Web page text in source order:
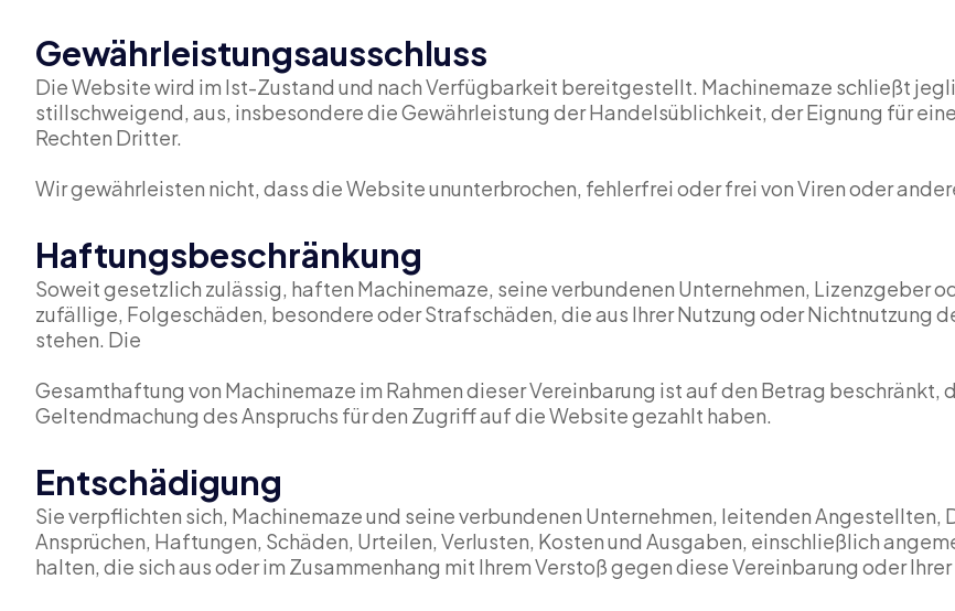
Gewährleistungsausschluss
Die Website wird im Ist-Zustand und nach Verfügbarkeit bereitgestellt. Machinemaze schließt
stillschweigend, aus, insbesondere die Gewährleistung der Handelsüblichkeit, der Eignung für
Rechten Dritter.
Wir gewährleisten nicht, dass die Website ununterbrochen, fehlerfrei oder frei von Viren oder
Haftungsbeschränkung
Soweit gesetzlich zulässig, haften Machinemaze, seine verbundenen Unternehmen, Lizenzgeber
zufällige, Folgeschäden, besondere oder Strafschäden, die aus Ihrer Nutzung oder Nichtnutzung
stehen. Die
Gesamthaftung von Machinemaze im Rahmen dieser Vereinbarung ist auf den Betrag
Geltendmachung des Anspruchs für den Zugriff auf die Website gezahlt haben.
Entschädigung
Sie verpflichten sich, Machinemaze und seine verbundenen Unternehmen, leitenden
Ansprüchen, Haftungen, Schäden, Urteilen, Verlusten, Kosten und Ausgaben, einschließlich
halten, die sich aus oder im Zusammenhang mit Ihrem Verstoß gegen diese Vereinbarung oder